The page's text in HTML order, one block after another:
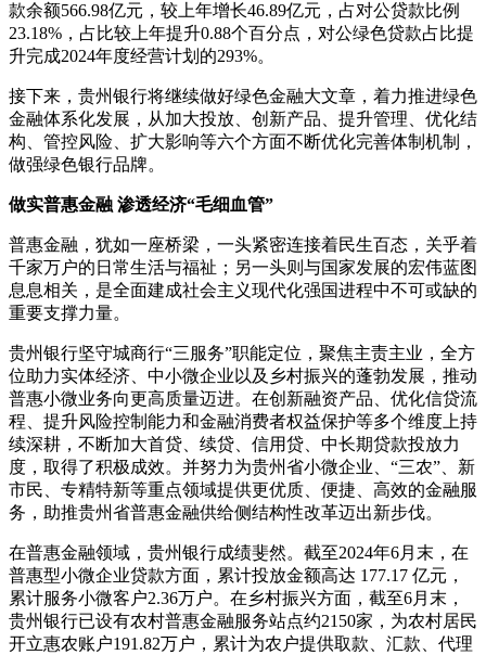
款余额566.98亿元，较上年增长46.89亿元，占对公贷款比例
23.18%，占比较上年提升0.88个百分点，对公绿色贷款占比提
升完成2024年度经营计划的293%。
接下来，贵州银行将继续做好绿色金融大文章，着力推进绿色
金融体系化发展，从加大投放、创新产品、提升管理、优化结
构、管控风险、扩大影响等六个方面不断优化完善体制机制，
做强绿色银行品牌。
做实普惠金融 渗透经济“毛细血管”
普惠金融，犹如一座桥梁，一头紧密连接着民生百态，关乎着
千家万户的日常生活与福祉；另一头则与国家发展的宏伟蓝图
息息相关，是全面建成社会主义现代化强国进程中不可或缺的
重要支撑力量。
贵州银行坚守城商行“三服务”职能定位，聚焦主责主业，全方
位助力实体经济、中小微企业以及乡村振兴的蓬勃发展，推动
普惠小微业务向更高质量迈进。在创新融资产品、优化信贷流
程、提升风险控制能力和金融消费者权益保护等多个维度上持
续深耕，不断加大首贷、续贷、信用贷、中长期贷款投放力
度，取得了积极成效。并努力为贵州省小微企业、“三农”、新
市民、专精特新等重点领域提供更优质、便捷、高效的金融服
务，助推贵州省普惠金融供给侧结构性改革迈出新步伐。
在普惠金融领域，贵州银行成绩斐然。截至2024年6月末，在
普惠型小微企业贷款方面，累计投放金额高达 177.17 亿元，
累计服务小微客户2.36万户。在乡村振兴方面，截至6月末，
贵州银行已设有农村普惠金融服务站点约2150家，为农村居民
开立惠农账户191.82万户，累计为农户提供取款、汇款、代理